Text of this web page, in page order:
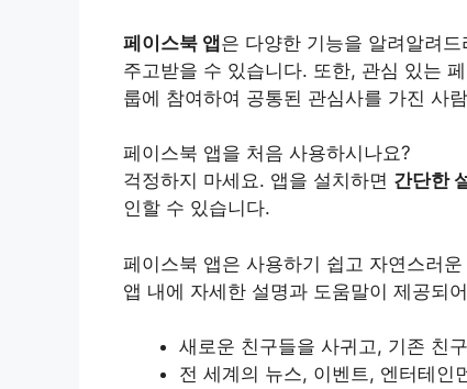
페이스북 앱은 다양한 기능을 알려알려
주고받을 수 있습니다. 또한, 관심 있는
룹에 참여하여 공통된 관심사를 가진 사
페이스북 앱을 처음 사용하시나요?
걱정하지 마세요. 앱을 설치하면 간단한
인할 수 있습니다.
페이스북 앱은 사용하기 쉽고 자연스러
앱 내에 자세한 설명과 도움말이 제공되
새로운 친구들을 사귀고, 기존 친
전 세계의 뉴스, 이벤트, 엔터테인